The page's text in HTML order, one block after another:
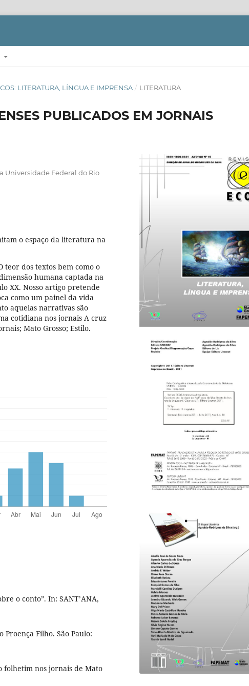
LITERATURA, LÍNGUA E IMPRENSA / LITERATURA
PUBLICADOS EM JORNAIS
Universidade Federal do Rio
o espaço da literatura na
teor dos textos bem como o
humana captada na
XX. Nosso artigo pretende
como um painel da vida
aquelas narrativas são
cotidiana nos jornais A cruz
Mato Grosso; Estilo.
o conto”. In: SANT’ANA,
Filho. São Paulo:
folhetim nos jornais de Mato